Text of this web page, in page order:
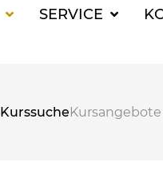
SERVICE
KurssucheKursangebote